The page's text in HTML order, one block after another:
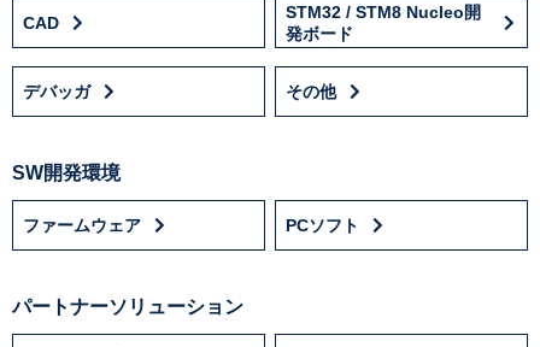
CAD
STM32 / STM8 Nucleo開
発ボード
デバッガ その他
SW開発環境
ファームウェア PCソフト
パートナーソリューション